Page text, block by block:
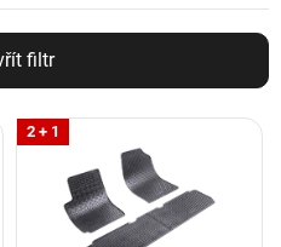
filtr
2 + 1